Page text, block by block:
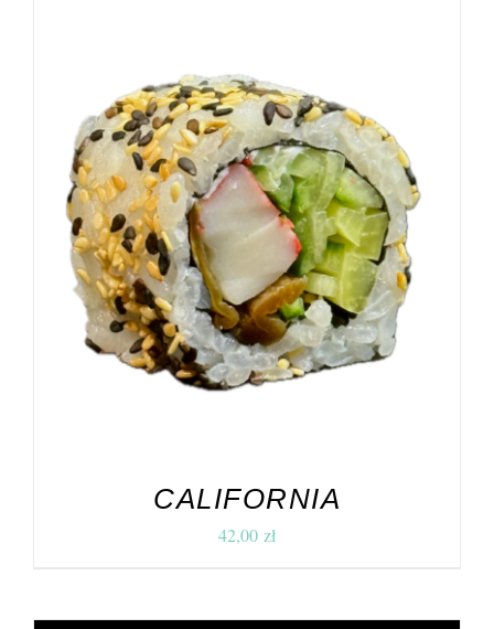
DODAJ DO KOSZYKA / SZCZEGÓŁY
CALIFORNIA
42,00 zł